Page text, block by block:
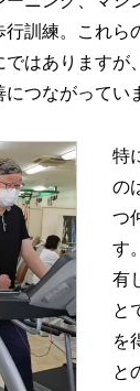
行訓練。これら
ではありますが
つながってい
特
の
つ
す
有
と
を
と